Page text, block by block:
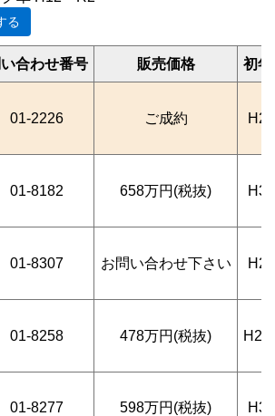
る
合わせ番号
01-2226
01-8182
01-8307
01-8258
01-8277
販売価格
ご成約
658万円(税抜)
お問い合わせ下さい
478万円(税抜)
598万円(税抜)
初
H25